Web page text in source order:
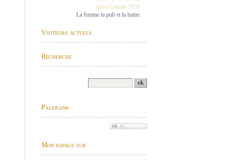
radio Canada 1959
La femme la pub et la haine
Visiteurs actuels
Recherche
Pagerank
Mon espace sur